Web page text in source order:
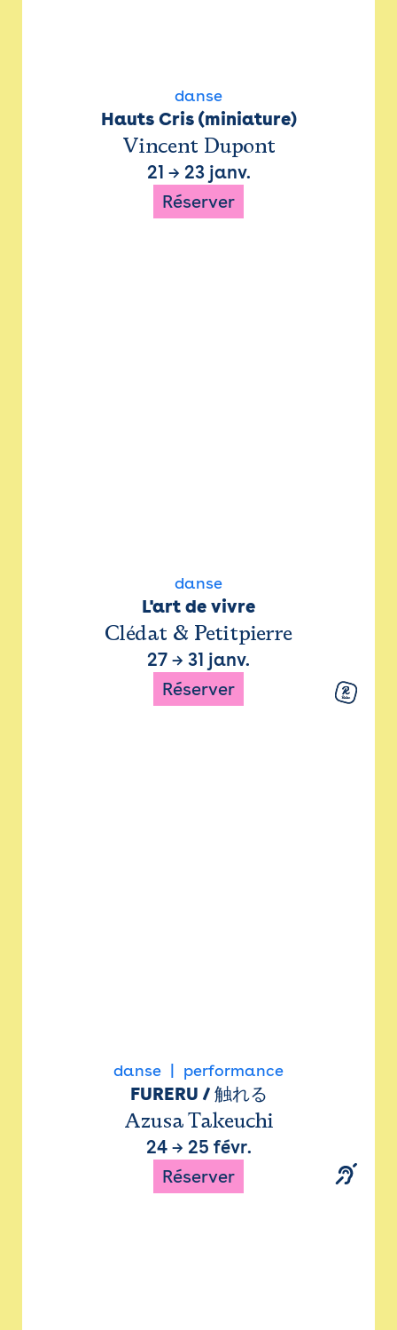
danse
Hauts Cris (miniature)
Vincent Dupont
21 → 23 janv.
Réserver
danse
L'art de vivre
Clédat & Petitpierre
27 → 31 janv.
Réserver
danse performance
FURERU / 触れる
Azusa Takeuchi
24→ 25 févr.
Réserver